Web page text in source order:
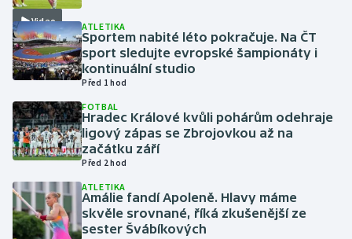
Gymnastika
Házená
Jezdectví
Judo
Krasobruslení
Lezení
Video ATLETIKA
Sportem nabité léto pokračuje. Na ČT
sport sledujte evropské šampionáty i
kontinuální studio
Před 1 hod
FOTBAL
Hradec Králové kvůli pohárům odehraje
ligový zápas se Zbrojovkou až na
začátku září
Před 2 hod
ATLETIKA
Amálie fandí Apoleně. Hlavy máme
skvěle srovnané, říká zkušenější ze
sester Švábíkových